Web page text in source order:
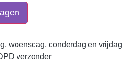
woensdag, donderdag en vrijdag
verzonden